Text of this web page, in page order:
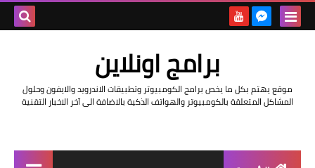
برامج اونلاين
موقع يهتم بكل ما يخص برامج الكومبيوتر وتطبيقات الاندرويد والايفون وحلول
المشاكل المتعلقة بالكومبيوتر والهواتف الذكية بالاضافة الى آخر الاخبار التقنية